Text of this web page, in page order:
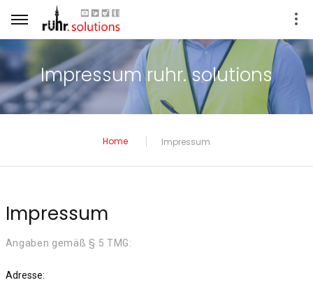
Impressum ruhr. solutions
Home Impressum
Impressum
Angaben gemäß § 5 TMG:
Adresse: